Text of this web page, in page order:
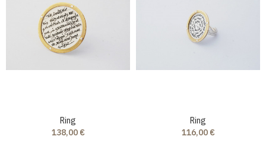
Ring
138,00 €
Ring
116,00 €